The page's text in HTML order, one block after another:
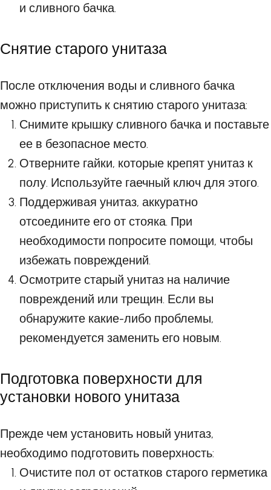
и сливного бачка.
Снятие старого унитаза
После отключения воды и сливного бачка
можно приступить к снятию старого унитаза:
Снимите крышку сливного бачка и поставьте
ее в безопасное место.
Отверните гайки, которые крепят унитаз к
полу. Используйте гаечный ключ для этого.
Поддерживая унитаз, аккуратно
отсоедините его от стояка. При
необходимости попросите помощи, чтобы
избежать повреждений.
Осмотрите старый унитаз на наличие
повреждений или трещин. Если вы
обнаружите какие-либо проблемы,
рекомендуется заменить его новым.
Подготовка поверхности для
установки нового унитаза
Прежде чем установить новый унитаз,
необходимо подготовить поверхность:
Очистите пол от остатков старого герметика